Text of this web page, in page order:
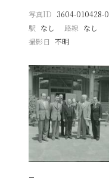
写真ID 3604-010428-0
駅 なし 路線 なし
撮影日
不明
−